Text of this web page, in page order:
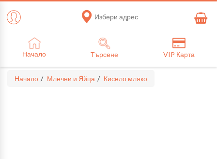
Избери адрес
Начало Търсене VIP Карта
Начало Млечни и Яйца Кисело мляко